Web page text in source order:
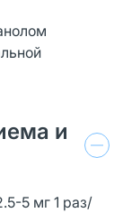
и
5 мг 1 раз/